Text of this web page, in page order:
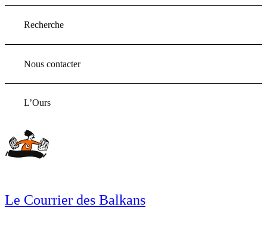
Recherche
Nous contacter
L’Ours
Le Courrier des Balkans